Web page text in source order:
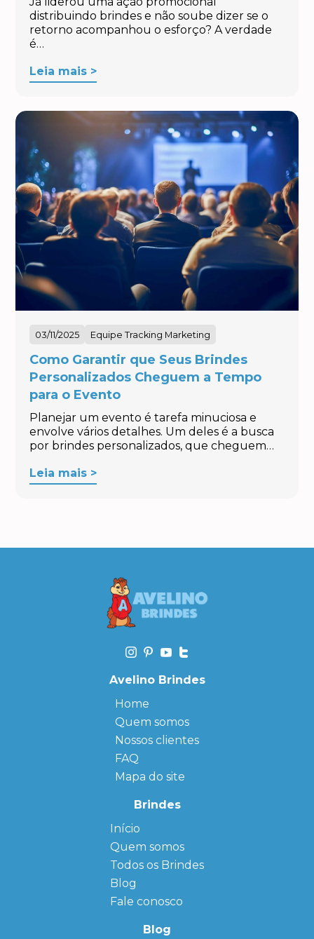
distribuindo brindes e não soube dizer se o
retorno acompanhou o esforço? A verdade
é…
Leia mais >
03/11/2025 Equipe Tracking Marketing
Como Garantir que Seus Brindes
Personalizados Cheguem a Tempo
para o Evento
Planejar um evento é tarefa minuciosa e
envolve vários detalhes. Um deles é a busca
por brindes personalizados, que cheguem…
Leia mais >
Avelino Brindes
Home
Quem somos
Nossos clientes
FAQ
Mapa do site
Brindes
Início
Quem somos
← Back
FAQ
Sitemap
Todos os Brindes
← Back
Agendas
Personalizadas
Personalizado
personalizados
Blog
Fale conosco
Blog